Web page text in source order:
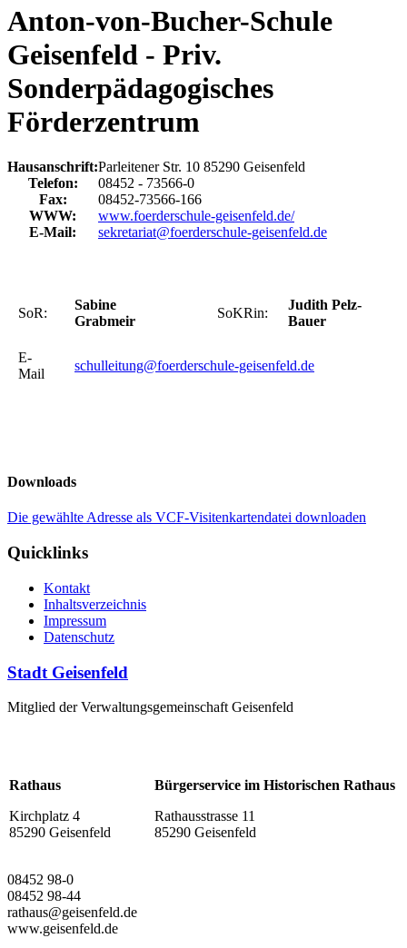
Anton-von-Bucher-Schule
Geisenfeld - Priv.
Sonderpädagogisches
Förderzentrum
Hausanschrift:Parleitener Str. 10 85290 Geisenfeld
Telefon:
08452 - 73566-0
Fax:
08452-73566-166
WWW:
www.foerderschule-geisenfeld.de/
E-Mail:
sekretariat@foerderschule-geisenfeld.de
SoR:
Sabine
Grabmeir
SoKRin:
Judith Pelz-
Bauer
E-
Mail
schulleitung@foerderschule-geisenfeld.de
Downloads
Die gewählte Adresse als VCF-Visitenkartendatei downloaden
Quicklinks
Kontakt
Inhaltsverzeichnis
Impressum
Datenschutz
Stadt Geisenfeld
Mitglied der Verwaltungsgemeinschaft Geisenfeld
Rathaus
Kirchplatz 4
85290 Geisenfeld
Bürgerservice im Historischen Rathaus
Rathausstrasse 11
85290 Geisenfeld
08452 98-0
08452 98-44
rathaus@geisenfeld.de
www.geisenfeld.de